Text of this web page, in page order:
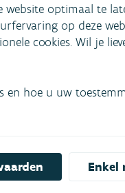
van de waterkwaliteit;
of de (dreigende)
optimaal te
op deze
cookies. Wil je
en hoe u uw
Enkel